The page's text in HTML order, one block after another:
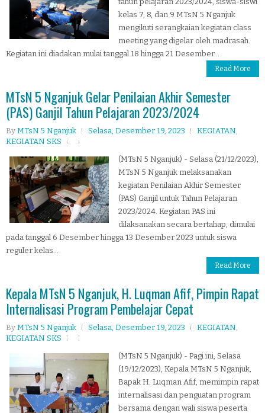
kelas 7, 8, dan 9 MTsN 5 Nganjuk
mengikuti serangkaian kegiatan class
meeting yang digelar oleh madrasah.
Kegiatan ini diadakan mulai tanggal 18 hingga 21 Desember...
Read More
MTsN 5 Nganjuk Gelar Penilaian Akhir Semester
(PAS) Ganjil Tahun Pelajaran 2023/2024
By MTsN 5 Nganjuk Selasa, Desember 19, 2023 KEGIATAN,
KEGIATAN SKS
(MTsN 5 Nganjuk) - Selasa (21/12/2023),
MTsN 5 Nganjuk melaksanakan
kegiatan Penilaian Akhir Semester
(PAS) Ganjil untuk Tahun Pelajaran
2023/2024. Kegiatan PAS ini
dilaksanakan secara bertahap, dimulai
pada tanggal 6 Desember hingga 13 Desember 2023 untuk siswa
reguler kelas...
Read More
Kepala MTsN 5 Nganjuk, H. Luqman Afif, Pimpin Rapat
Internalisasi Program Pembelajar Cepat
By MTsN 5 Nganjuk Selasa, Desember 19, 2023 KEGIATAN,
KEGIATAN SKS
(MTsN 5 Nganjuk) - Pagi ini, Selasa
(19/12/2023), Kepala MTsN 5 Nganjuk,
Bapak H. Luqman Afif, memimpin rapat
internalisasi dan penguatan program
bersama dengan wali siswa peserta